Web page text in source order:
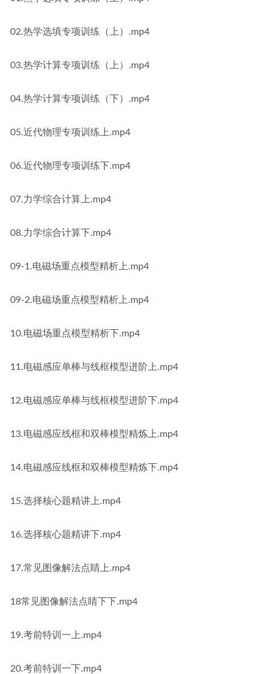
02.热学选填专项训练（上）.mp4
03.热学计算专项训练（上）.mp4
04.热学计算专项训练（下）.mp4
05.近代物理专项训练上.mp4
06.近代物理专项训练下.mp4
07.力学综合计算上.mp4
08.力学综合计算下.mp4
09-1.电磁场重点模型精析上.mp4
09-2.电磁场重点模型精析上.mp4
10.电磁场重点模型精析下.mp4
11.电磁感应单棒与线框模型进阶上.mp4
12.电磁感应单棒与线框模型进阶下.mp4
13.电磁感应线框和双棒模型精炼上.mp4
14.电磁感应线框和双棒模型精炼下.mp4
15.选择核心题精讲上.mp4
16.选择核心题精讲下.mp4
17.常见图像解法点睛上.mp4
18常见图像解法点睛下下.mp4
19.考前特训一上.mp4
20.考前特训一下.mp4